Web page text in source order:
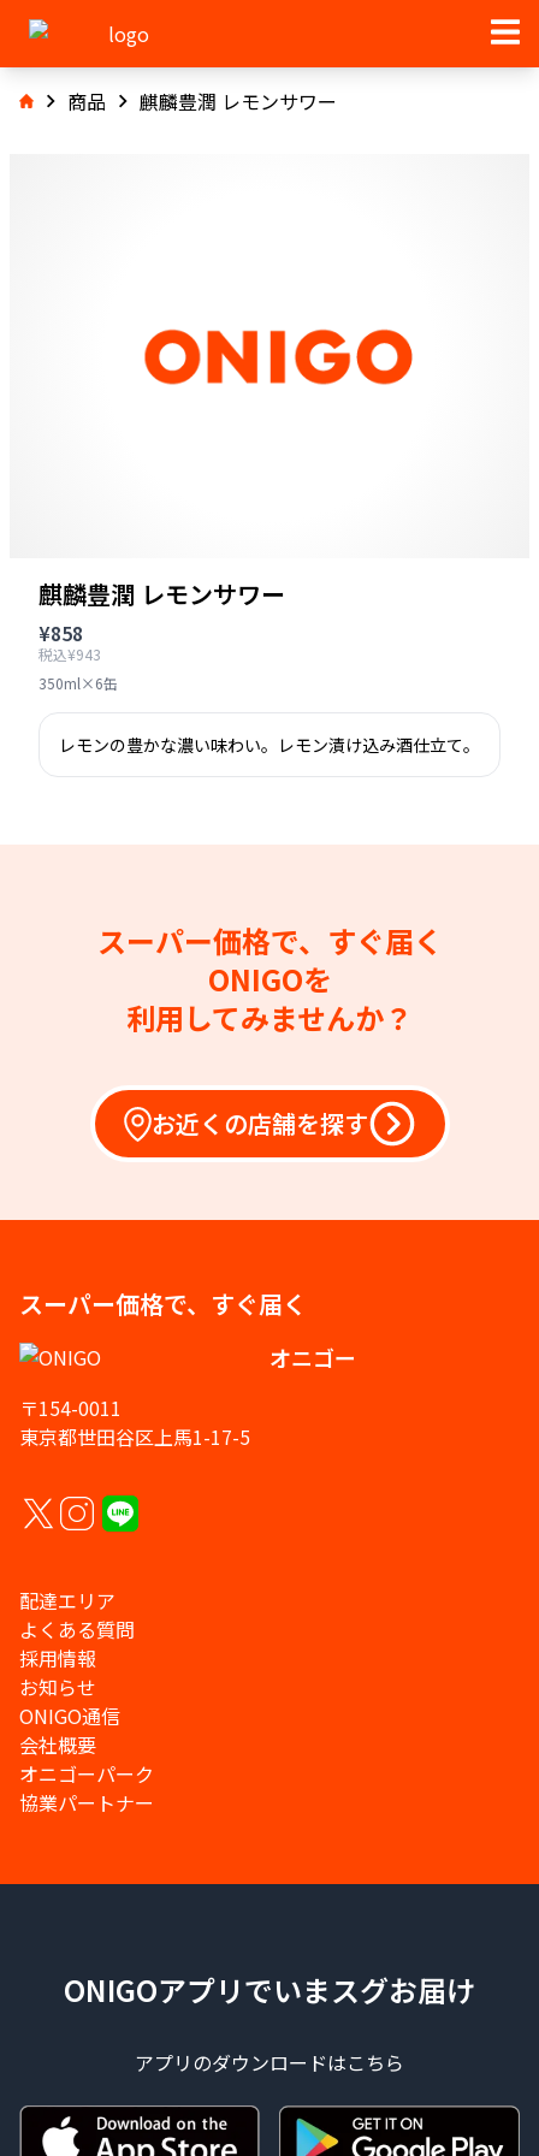
商品 麒麟豊潤 レモンサワー
麒麟豊潤 レモンサワー
¥858
税込¥943
350ml×6缶
レモンの豊かな濃い味わい。レモン漬け込み酒仕立て。
スーパー価格で、すぐ届く
ONIGOを
利用してみませんか？
お近くの店舗を探す
スーパー価格で、すぐ届く
オニゴー
〒154-0011
東京都世田谷区上馬1-17-5
配達エリア
よくある質問
採用情報
お知らせ
ONIGO通信
会社概要
オニゴーパーク
協業パートナー
ONIGOアプリでいまスグお届け
アプリのダウンロードはこちら